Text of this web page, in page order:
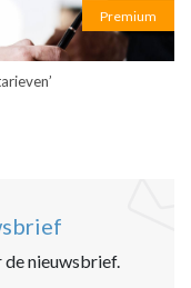
Premium
de nieuwsbrief.